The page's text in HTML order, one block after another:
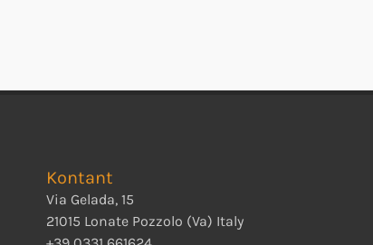
Kontant
Via Gelada, 15
21015 Lonate Pozzolo (Va) Italy